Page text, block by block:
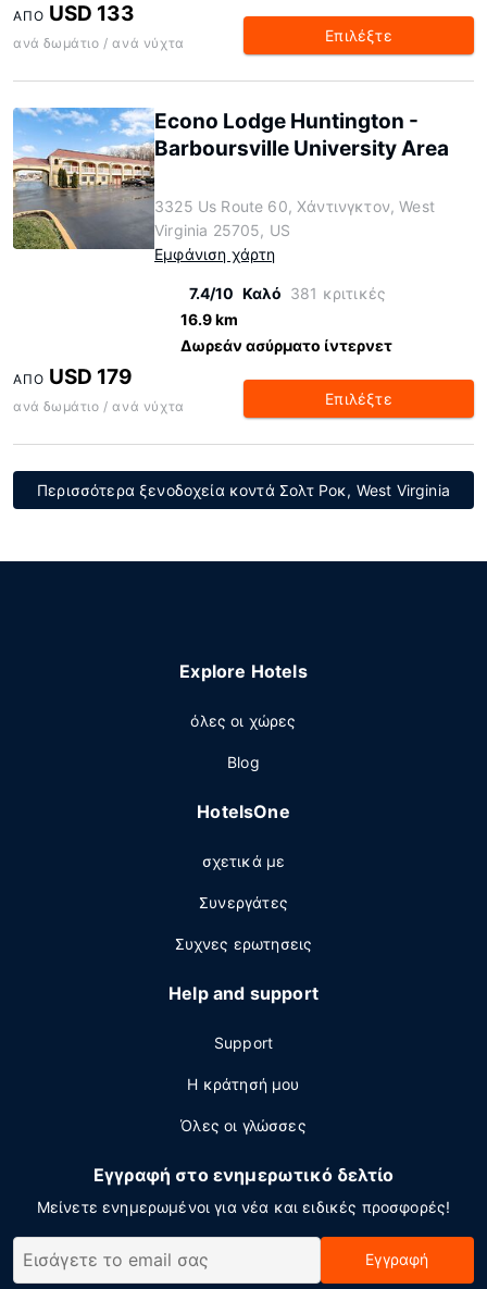
ΑΠΌ USD 133
ανά δωμάτιο / ανά νύχτα Επιλέξτε
Econo Lodge Huntington -
Barboursville University Area
3325 Us Route 60, Χάντινγκτον, West
Virginia 25705, US
Εμφάνιση χάρτη
7.4/10 Καλό 381 κριτικές
16.9 km
Δωρεάν ασύρματο ίντερνετ
ΑΠΌ USD 179
ανά δωμάτιο / ανά νύχτα Επιλέξτε
Περισσότερα ξενοδοχεία κοντά Σολτ Ροκ, West Virginia
Explore Hotels
όλες οι χώρες
Blog
HotelsOne
σχετικά με
Συνεργάτες
Συχνες ερωτησεις
Help and support
Support
Η κράτησή μου
Όλες οι γλώσσες
Εγγραφή στο ενημερωτικό δελτίο
Μείνετε ενημερωμένοι για νέα και ειδικές προσφορές!
Εγγραφή